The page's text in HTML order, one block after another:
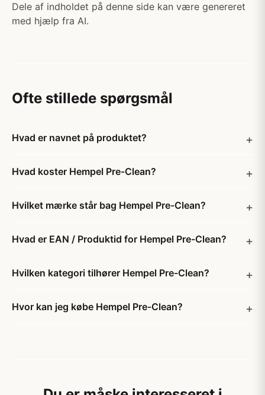
Dele af indholdet på denne side kan være genereret
med hjælp fra AI.
Ofte stillede spørgsmål
Hvad er navnet på produktet?
Hvad koster Hempel Pre-Clean?
Hvilket mærke står bag Hempel Pre-Clean?
Hvad er EAN / Produktid for Hempel Pre-Clean?
Hvilken kategori tilhører Hempel Pre-Clean?
Hvor kan jeg købe Hempel Pre-Clean?